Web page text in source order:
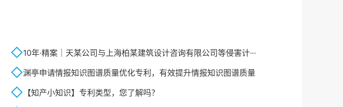
10年·精案｜天某公司与上海柏某建筑设计咨询有限公司等侵害计···
渊亭申请情报知识图谱质量优化专利，有效提升情报知识图谱质量
【知产小知识】专利类型，您了解吗？